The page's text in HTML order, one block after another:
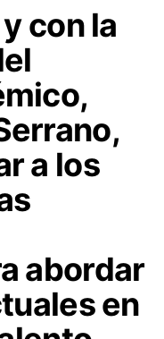
con la
a los
abordar
en